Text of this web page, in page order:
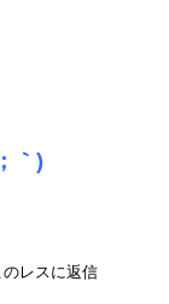
｀)
レスに返信